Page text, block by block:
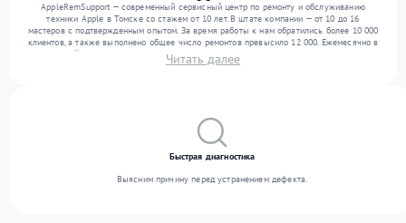
AppleRemSupport — современный сервисный центр по ремонту и обслуживанию
техники Apple в Томске со стажем от 10 лет. В штате компании — от 10 до 16
мастеров с подтвержденным опытом. За время работы к нам обратились более 10 000
клиентов, а также выполнено общее число ремонтов превысило 12 000. Ежемесячно в
сервисный центр поступает свыше 300 единиц техники, включая , , . Мы устраняем
поломки любой сложности и гарантируем высокое качество обслуживания благодаря
Читать далее
Быстрая диагностика
Выясним причину перед устранением дефекта.